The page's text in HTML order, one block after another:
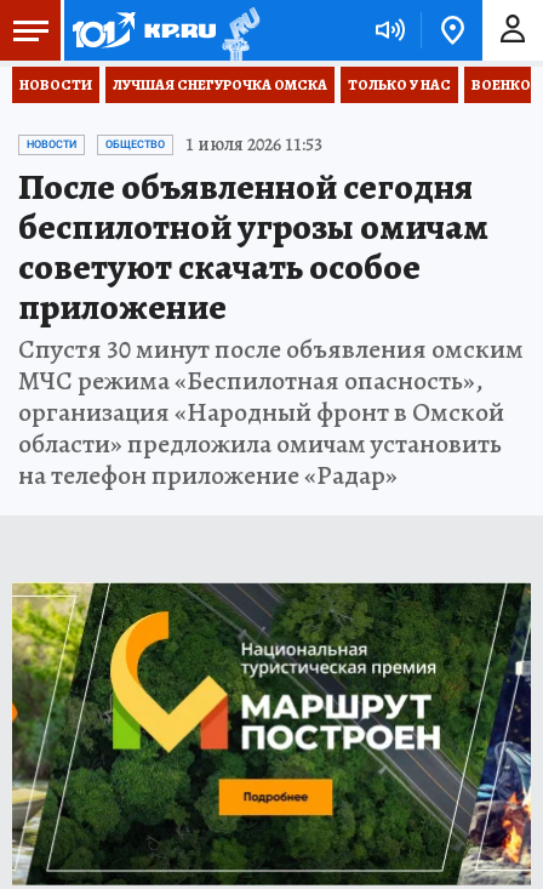
НОВОСТИ ЛУЧШАЯ СНЕГУРОЧКА ОМСКА ТОЛЬКО У НАС
НОВОСТИ ОБЩЕСТВО 1 июля 2026 11:53
После объявленной сегодня
беспилотной угрозы омичам
советуют скачать особое
приложение
Спустя 30 минут после объявления омским
МЧС режима «Беспилотная опасность»,
организация «Народный фронт в Омской
области» предложила омичам установить
на телефон приложение «Радар»